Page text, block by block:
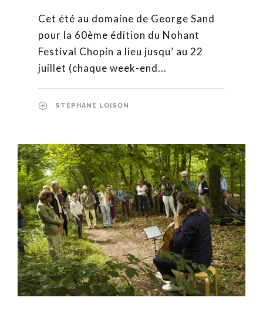
Cet été au domaine de George Sand
pour la 60ème édition du Nohant
Festival Chopin a lieu jusqu’ au 22
juillet (chaque week-end...
STÉPHANE LOISON